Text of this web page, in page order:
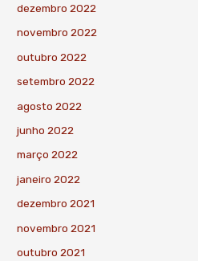
dezembro 2022
novembro 2022
outubro 2022
setembro 2022
agosto 2022
junho 2022
março 2022
janeiro 2022
dezembro 2021
novembro 2021
outubro 2021